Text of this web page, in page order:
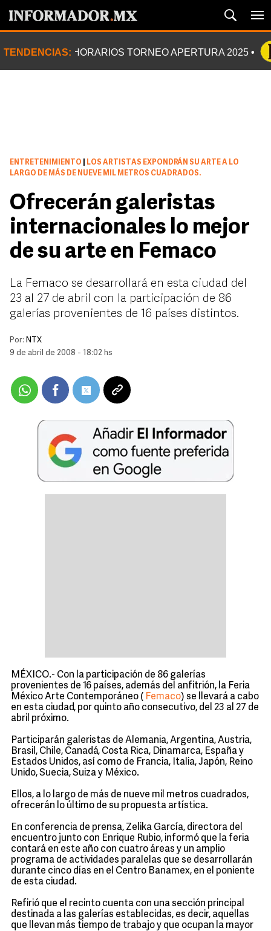
TENDENCIAS: HORARIOS TORNEO APERTURA 2025
ENTRETENIMIENTO
LOS ARTISTAS EXPONDRÁN SU ARTE A LO
LARGO DE MÁS DE NUEVE MIL METROS CUADRADOS.
Ofrecerán galeristas
internacionales lo mejor
de su arte en Femaco
La Femaco se desarrollará en esta ciudad del
23 al 27 de abril con la participación de 86
galerías provenientes de 16 países distintos.
Por: NTX
9 de abril de 2008 - 18:02 hs
MÉXICO.- Con la participación de 86 galerías
provenientes de 16 países, además del anfitrión, la Feria
México Arte Contemporáneo ( Femaco) se llevará a cabo
en esta ciudad, por quinto año consecutivo, del 23 al 27 de
abril próximo.
Participarán galeristas de Alemania, Argentina, Austria,
Brasil, Chile, Canadá, Costa Rica, Dinamarca, España y
Estados Unidos, así como de Francia, Italia, Japón, Reino
Unido, Suecia, Suiza y México.
Ellos, a lo largo de más de nueve mil metros cuadrados,
ofrecerán lo último de su propuesta artística.
En conferencia de prensa, Zelika García, directora del
encuentro junto con Enrique Rubio, informó que la feria
contará en este año con cuatro áreas y un amplio
programa de actividades paralelas que se desarrollarán
durante cinco días en el Centro Banamex, en el poniente
de esta ciudad.
Refirió que el recinto cuenta con una sección principal
destinada a las galerías establecidas, es decir, aquellas
que llevan más tiempo de trabajo y que ocupan la mayor